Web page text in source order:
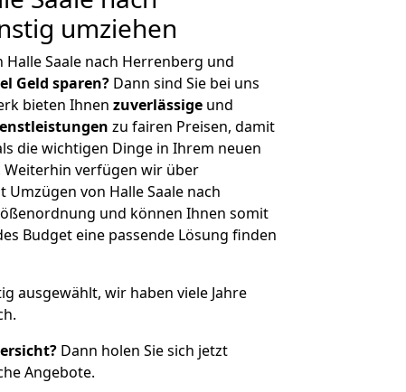
umziehen
Saale nach Herrenberg und
Geld sparen? Dann sind Sie bei uns
bieten Ihnen zuverlässige und
zu fairen Preisen, damit
die wichtigen Dinge in Ihrem neuen
verfügen wir über
von Halle Saale nach
und können Ihnen somit
Budget eine passende Lösung finden
ausgewählt, wir haben viele Jahre
Dann holen Sie sich jetzt
Angebote.